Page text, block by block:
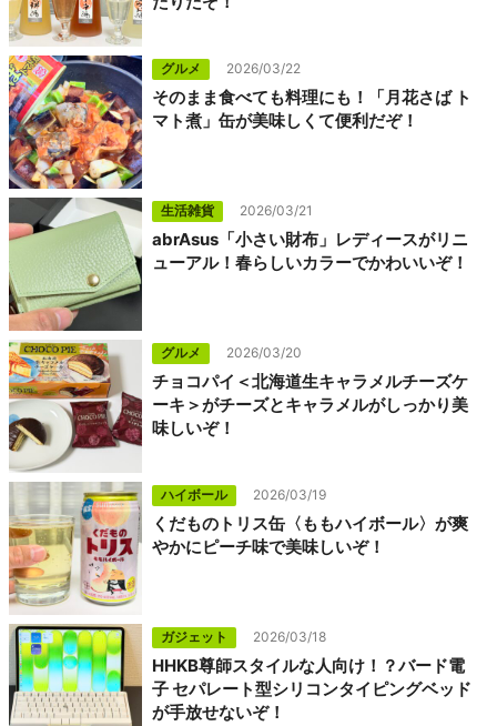
グルメ 2026/03/22
そのまま食べても料理にも！「月花さば ト
マト煮」缶が美味しくて便利だぞ！
生活雑貨 2026/03/21
abrAsus「小さい財布」レディースがリニ
ューアル！春らしいカラーでかわいいぞ！
グルメ 2026/03/20
チョコパイ＜北海道生キャラメルチーズケ
ーキ＞がチーズとキャラメルがしっかり美
味しいぞ！
ハイボール 2026/03/19
くだものトリス缶〈ももハイボール〉が爽
やかにピーチ味で美味しいぞ！
ガジェット 2026/03/18
HHKB尊師スタイルな人向け！？バード電
子 セパレート型シリコンタイピングベッド
が手放せないぞ！